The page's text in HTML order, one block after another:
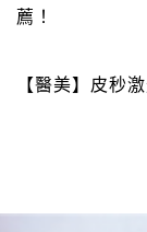
薦！
【醫美】皮秒